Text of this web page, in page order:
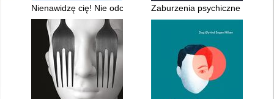
Nienawidzę cię! Nie odchodź! : zrozumieć osobowość
Zaburzenia psychiczne u dzieci